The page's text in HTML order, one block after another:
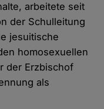
arbeitete seit
der Schulleitung
jesuitische
homosexuellen
der Erzbischof
als